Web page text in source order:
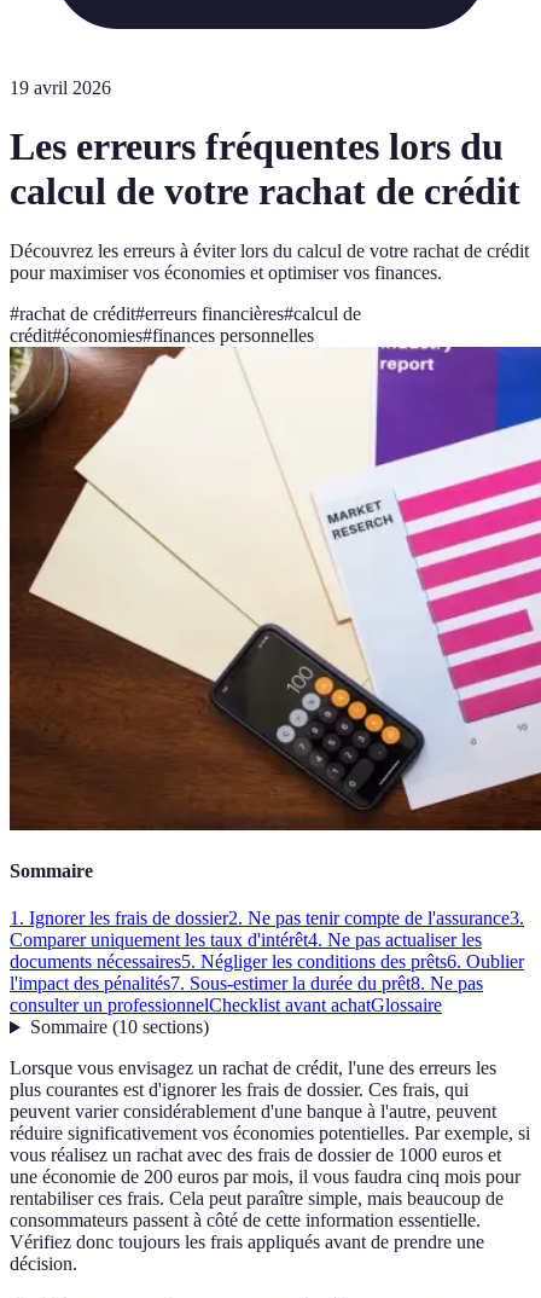
19 avril 2026
Les erreurs fréquentes lors du
calcul de votre rachat de crédit
Découvrez les erreurs à éviter lors du calcul de votre rachat de crédit
pour maximiser vos économies et optimiser vos finances.
#rachat de crédit#erreurs financières#calcul de
crédit#économies#finances personnelles
Sommaire
1. Ignorer les frais de dossier2. Ne pas tenir compte de l'assurance3.
Comparer uniquement les taux d'intérêt4. Ne pas actualiser les
documents nécessaires5. Négliger les conditions des prêts6. Oublier
l'impact des pénalités7. Sous-estimer la durée du prêt8. Ne pas
consulter un professionnelChecklist avant achatGlossaire
Sommaire(10 sections)
Lorsque vous envisagez un rachat de crédit, l'une des erreurs les
plus courantes est d'ignorer les frais de dossier. Ces frais, qui
peuvent varier considérablement d'une banque à l'autre, peuvent
réduire significativement vos économies potentielles. Par exemple, si
vous réalisez un rachat avec des frais de dossier de 1000 euros et
une économie de 200 euros par mois, il vous faudra cinq mois pour
rentabiliser ces frais. Cela peut paraître simple, mais beaucoup de
consommateurs passent à côté de cette information essentielle.
Vérifiez donc toujours les frais appliqués avant de prendre une
décision.